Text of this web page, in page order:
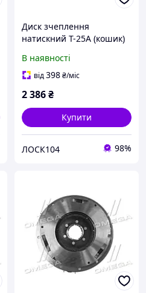
Диск зчеплення
натискний Т-25А (кошик)
В наявності
від398₴/міс
2 386₴
Купити
ЛОСК104 98%